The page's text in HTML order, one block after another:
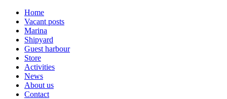
Home
Vacant posts
Marina
Shipyard
Guest harbour
Store
Activities
News
About us
Contact